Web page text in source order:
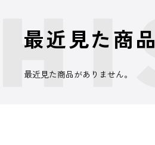
最近見た商品
最近見た商品がありません。